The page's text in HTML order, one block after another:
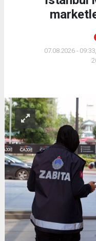
07.08.2026 -